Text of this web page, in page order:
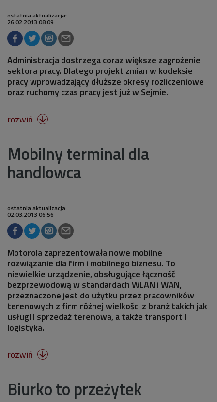
ostatnia aktualizacja:
26.02.2013 08:09
Administracja dostrzega coraz większe zagrożenie
sektora pracy. Dlatego projekt zmian w kodeksie
pracy wprowadzający dłuższe okresy rozliczeniowe
oraz ruchomy czas pracy jest już w Sejmie.
rozwiń 
Mobilny terminal dla
handlowca
ostatnia aktualizacja:
02.03.2013 06:56
Motorola zaprezentowała nowe mobilne
rozwiązanie dla firm i mobilnego biznesu. To
niewielkie urządzenie, obsługujące łączność
bezprzewodową w standardach WLAN i WAN,
przeznaczone jest do użytku przez pracowników
terenowych z firm różnej wielkości z branż takich jak
usługi i sprzedaż terenowa, a także transport i
logistyka.
rozwiń 
Biurko to przeżytek